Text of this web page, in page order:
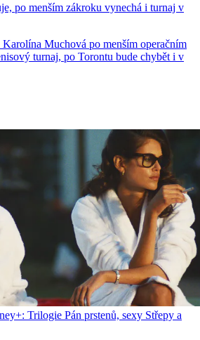
po menším zákroku vynechá i turnaj v
Muchová po menším operačním
turnaj, po Torontu bude chybět i v
Trilogie Pán prstenů, sexy Střepy a